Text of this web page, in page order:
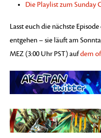
Die Playlist zum Sunday
Lasst euch die nächste
entgehen – sie läuft am
MEZ (3:00 Uhr PST) aufdem